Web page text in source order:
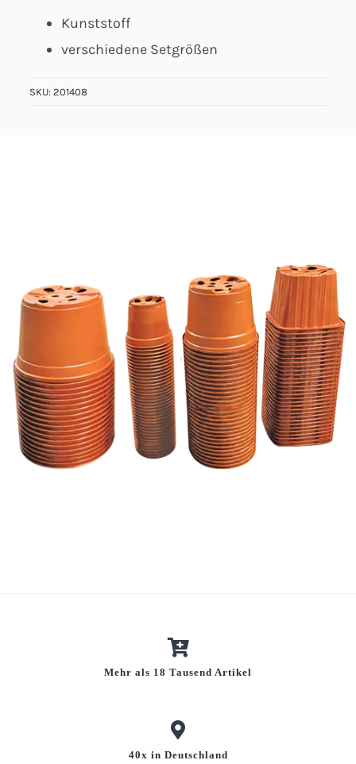
Über unsKunststoff
verschiedene Setgrößen
SKU:201408
Mehr als 18 Tausend Artikel
40x in Deutschland